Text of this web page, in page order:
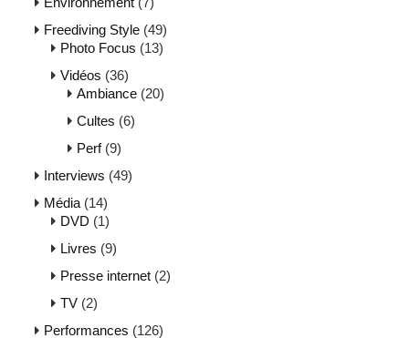
Freediving Style (49)
Photo Focus (13)
Vidéos (36)
Ambiance (20)
Cultes (6)
Perf(9)
Interviews (49)
Média (14)
DVD (1)
Livres (9)
Presse internet (2)
TV (2)
Performances (126)